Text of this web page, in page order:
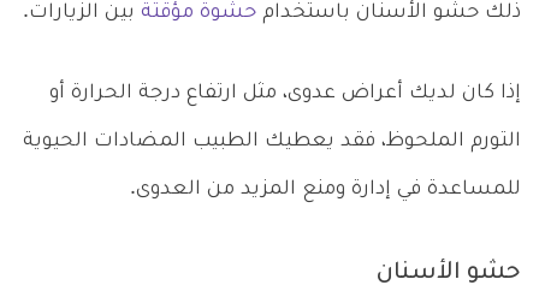
ذلك حشو الأسنان باستخدام حشوة مؤقتة بين الزيارات.
إذا كان لديك أعراض عدوى، مثل ارتفاع درجة الحرارة أو
التورم الملحوظ، فقد يعطيك الطبيب المضادات الحيوية
للمساعدة في إدارة ومنع المزيد من العدوى.
حشو الأسنان